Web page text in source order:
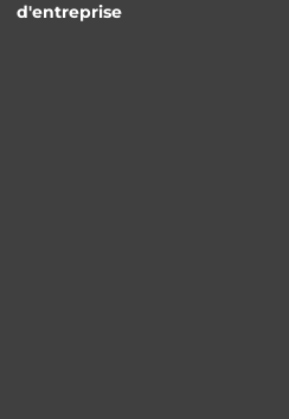
d'entreprise